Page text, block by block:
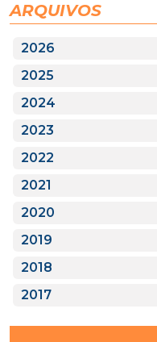
ARQUIVOS
2026
2025
2024
2023
2022
2021
2020
2019
2018
2017